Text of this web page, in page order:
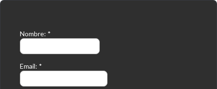
Nombre: *
Email: *